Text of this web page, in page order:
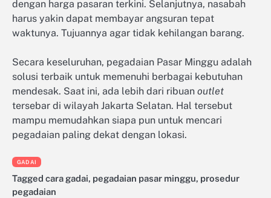
dengan harga pasaran terkini. Selanjutnya, nasabah
harus yakin dapat membayar angsuran tepat
waktunya. Tujuannya agar tidak kehilangan barang.
Secara keseluruhan, pegadaian Pasar Minggu adalah
solusi terbaik untuk memenuhi berbagai kebutuhan
mendesak. Saat ini, ada lebih dari ribuan outlet
tersebar di wilayah Jakarta Selatan. Hal tersebut
mampu memudahkan siapa pun untuk mencari
pegadaian paling dekat dengan lokasi.
GADAI
Tagged cara gadai, pegadaian pasar minggu, prosedur
pegadaian